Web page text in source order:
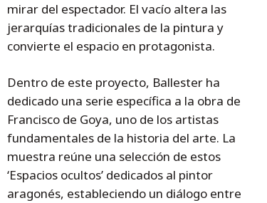
mirar del espectador. El vacío altera las
jerarquías tradicionales de la pintura y
convierte el espacio en protagonista.
Dentro de este proyecto, Ballester ha
dedicado una serie específica a la obra de
Francisco de Goya, uno de los artistas
fundamentales de la historia del arte. La
muestra reúne una selección de estos
‘Espacios ocultos’ dedicados al pintor
aragonés, estableciendo un diálogo entre